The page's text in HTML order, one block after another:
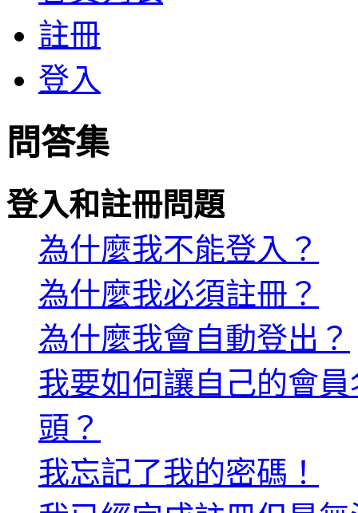
註冊
登入
問答集
登入和註冊問題
為什麼我不能登入？
為什麼我必須註冊？
為什麼我會自動登出？
我要如何讓自己的會
頭？
我忘記了我的密碼！